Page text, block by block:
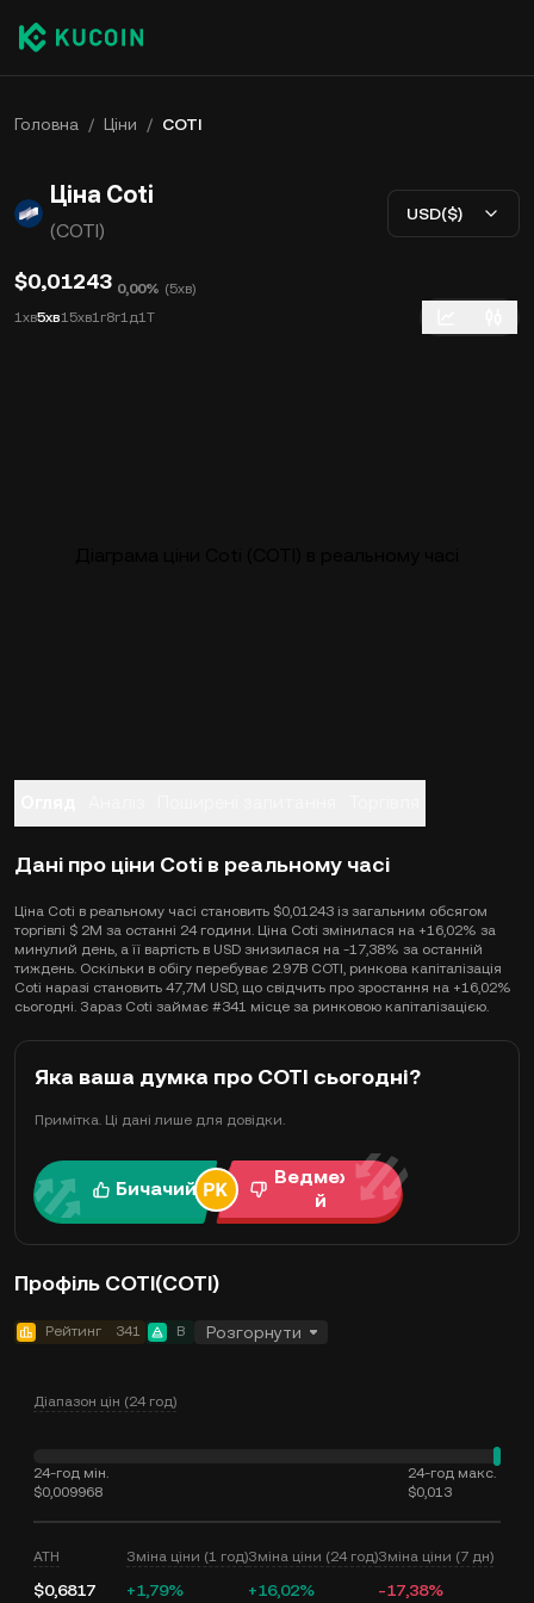
Головна / Ціни / COTI
Ціна Coti
(COTI)
USD($)
$0,01243 0,00% (5хв)
1хв5хв15хв1г8г1д1Т
Дані про ціни Coti в реальному часі
Ціна Coti в реальному часі становить $0,01243 із загальним обсягом
торгівлі $ 2M за останні 24 години. Ціна Coti змінилася на +16,02% за
минулий день, а її вартість в USD знизилася на -17,38% за останній
тиждень. Оскільки в обігу перебуває 2.97B COTI, ринкова капіталізація
Coti наразі становить 47,7M USD, що свідчить про зростання на +16,02%
сьогодні. Зараз Coti займає #341 місце за ринковою капіталізацією.
Яка ваша думка про COTI сьогодні?
Примітка. Ці дані лише для довідки.
Бичачий
Ведмежи
й
Профіль COTI(COTI)
Рейтинг 341 B Розгорнути
Діапазон цін (24 год)
24-год мін.
$0,009968
24-год макс.
$0,013
ATH
$0,6817
Зміна ціни (1 год)
+1,79%
Зміна ціни (24 год)
+16,02%
Зміна ціни (7 дн)
-17,38%